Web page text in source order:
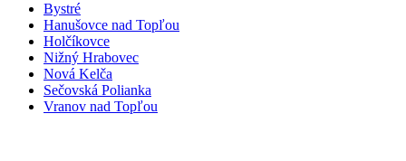
Bystré
Hanušovce nad Topľou
Holčíkovce
Nižný Hrabovec
Nová Kelča
Sečovská Polianka
Vranov nad Topľou